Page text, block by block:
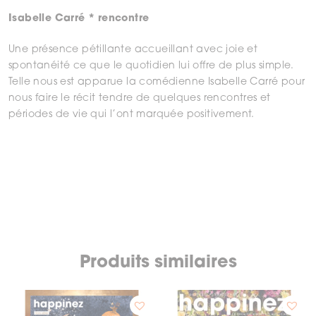
Isabelle Carré * rencontre
Une présence pétillante accueillant avec joie et
spontanéité ce que le quotidien lui offre de plus simple.
Telle nous est apparue la comédienne Isabelle Carré pour
nous faire le récit tendre de quelques rencontres et
périodes de vie qui l’ont marquée positivement.
Produits similaires